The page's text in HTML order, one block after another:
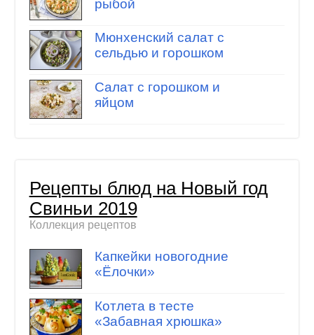
рыбой
Мюнхенский салат с
сельдью и горошком
Салат с горошком и
яйцом
Рецепты блюд на Новый год
Свиньи 2019
Коллекция рецептов
Капкейки новогодние
«Ёлочки»
Котлета в тесте
«Забавная хрюшка»